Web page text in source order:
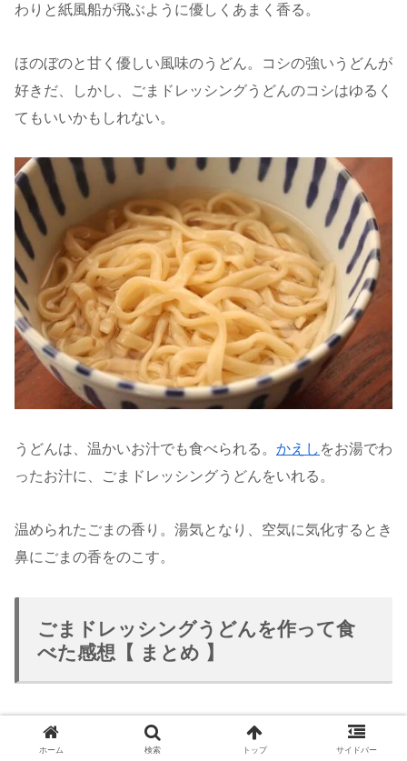
わりと紙風船が飛ぶように優しくあまく香る。
ほのぼのと甘く優しい風味のうどん。コシの強いうどんが
好きだ、しかし、ごまドレッシングうどんのコシはゆるく
てもいいかもしれない。
うどんは、温かいお汁でも食べられる。 かえし をお湯でわ
ったお汁に、ごまドレッシングうどんをいれる。
温められたごまの香り。湯気となり、空気に気化するとき
鼻にごまの香をのこす。
ごまドレッシングうどんを作って食
べた感想【 まとめ 】
ごまドレッシングをつかいねったうどんは、ごまの香りが
あり、そして優しい甘さのあるほがらかなうどんでした。
ホーム 検索 トップ サイドバー